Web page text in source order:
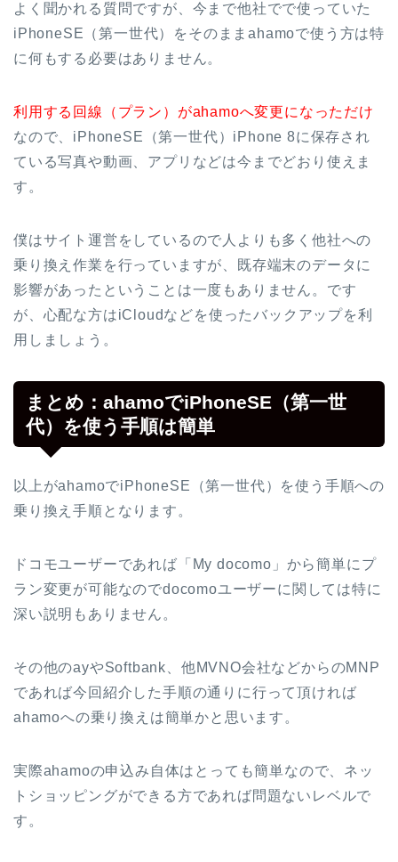
よく聞かれる質問ですが、今まで他社でで使っていた
iPhoneSE（第一世代）をそのままahamoで使う方は特
に何もする必要はありません。
利用する回線（プラン）がahamoへ変更になっただけ
なので、iPhoneSE（第一世代）iPhone 8に保存され
ている写真や動画、アプリなどは今までどおり使えま
す。
僕はサイト運営をしているので人よりも多く他社への
乗り換え作業を行っていますが、既存端末のデータに
影響があったということは一度もありません。です
が、心配な方はiCloudなどを使ったバックアップを利
用しましょう。
まとめ：ahamoでiPhoneSE（第一世
代）を使う手順は簡単
以上がahamoでiPhoneSE（第一世代）を使う手順への
乗り換え手順となります。
ドコモユーザーであれば「My docomo」から簡単にプ
ラン変更が可能なのでdocomoユーザーに関しては特に
深い説明もありません。
その他のayやSoftbank、他MVNO会社などからのMNP
であれば今回紹介した手順の通りに行って頂ければ
ahamoへの乗り換えは簡単かと思います。
実際ahamoの申込み自体はとっても簡単なので、ネッ
トショッピングができる方であれば問題ないレベルで
す。